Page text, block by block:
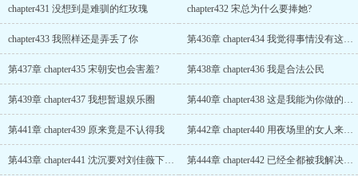
chapter431 没想到是难驯的红玫瑰 chapter432 宋总为什么要捧她?
chapter433 我照样还是弄丢了你 第436章 chapter434 我觉得事情没有这么简单
第437章 chapter435 宋朝安也会害羞? 第438章 chapter436 我是合法公民
第439章 chapter437 我想暂退娱乐圈 第440章 chapter438 这是我能为你做的最后一件事了
第441章 chapter439 原来竟是不认得我 第442章 chapter440 用夜场里的女人来膈应他
第443章 chapter441 沈沉要对刘佳薇下手了 第444章 chapter442 已经全都被我解决掉了